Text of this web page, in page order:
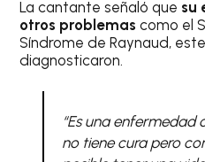
La cantante señaló que su
otros problemas como el
Síndrome de Raynaud,
diagnosticaron.
“Es una enfermedad
no tiene cura pero